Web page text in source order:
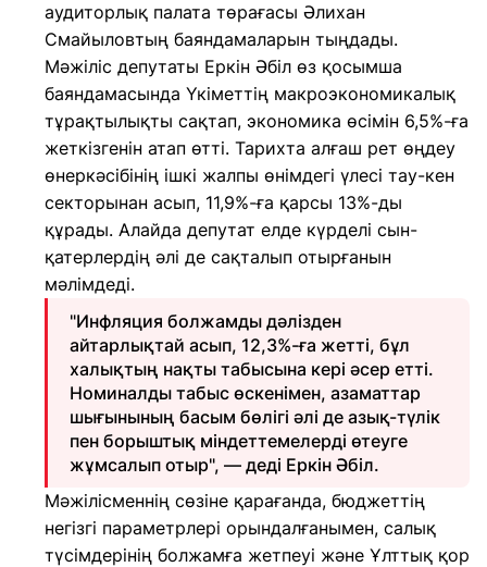
аудиторлық палата төрағасы Әлихан
Смайыловтың баяндамаларын тыңдады.
Мәжіліс депутаты Еркін Әбіл өз қосымша
баяндамасында Үкіметтің макроэкономикалық
тұрақтылықты сақтап, экономика өсімін 6,5%-ға
жеткізгенін атап өтті. Тарихта алғаш рет өңдеу
өнеркәсібінің ішкі жалпы өнімдегі үлесі тау-кен
секторынан асып, 11,9%-ға қарсы 13%-ды
құрады. Алайда депутат елде күрделі сын-
қатерлердің әлі де сақталып отырғанын
мәлімдеді.
"Инфляция болжамды дәлізден
айтарлықтай асып, 12,3%-ға жетті, бұл
халықтың нақты табысына кері әсер етті.
Номиналды табыс өскенімен, азаматтар
шығынының басым бөлігі әлі де азық-түлік
пен борыштық міндеттемелерді өтеуге
жұмсалып отыр", — деді Еркін Әбіл.
Мәжілісменнің сөзіне қарағанда, бюджеттің
негізгі параметрлері орындалғанымен, салық
түсімдерінің болжамға жетпеуі және Ұлттық қор